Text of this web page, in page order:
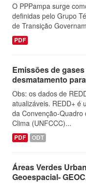
O PPPampa surge
definidas pelo Grupo
de Transição
PDF
Emissões de
desmatamento
Obs: os dados de
atualizáveis. REDD+ é
da Convenção-Quadro
Clima (UNFCCC)...
PDF ODT
Áreas Verdes
Geoespacial-